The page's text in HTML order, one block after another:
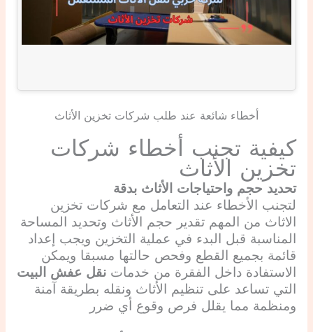
أخطاء شائعة عند طلب شركات تخزين الأثاث
كيفية تجنب أخطاء شركات
تخزين الأثاث
تحديد حجم واحتياجات الأثاث بدقة
لتجنب الأخطاء عند التعامل مع شركات تخزين
الاثاث من المهم تقدير حجم الأثاث وتحديد المساحة
المناسبة قبل البدء في عملية التخزين ويجب إعداد
قائمة بجميع القطع وفحص حالتها مسبقا ويمكن
الاستفادة داخل الفقرة من خدمات نقل عفش البيت
التي تساعد على تنظيم الأثاث ونقله بطريقة آمنة
ومنظمة مما يقلل فرص وقوع أي ضرر